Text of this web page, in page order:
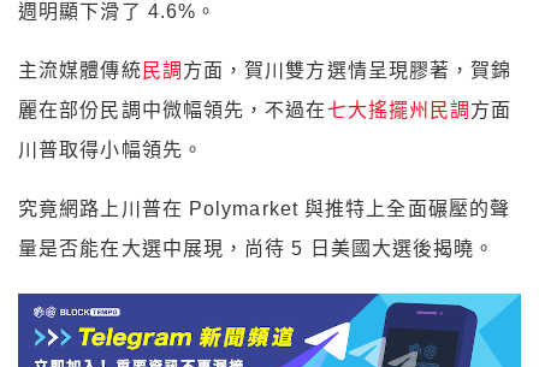
週明顯下滑了 4.6%。
主流媒體傳統 民調 方面，賀川雙方選情呈現膠著，賀錦
麗在部份民調中微幅領先，不過在七大搖擺州民調 方面
川普取得小幅領先。
究竟網路上川普在 Polymarket 與推特上全面碾壓的聲
量是否能在大選中展現，尚待 5 日美國大選後揭曉。